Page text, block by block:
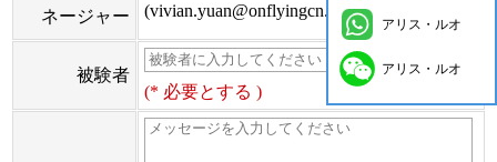
ネージャー
(vivian.yuan@onflyingcn.com)
被験者
(* 必要とする )
アリス・ルオ
アリス・ルオ